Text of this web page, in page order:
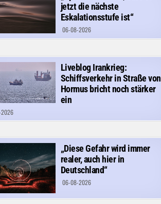
jetzt die nächste
Eskalationsstufe ist“
06-08-2026
Liveblog Irankrieg:
Schiffsverkehr in Straße von
Hormus bricht noch stärker
ein
„Diese Gefahr wird immer
realer, auch hier in
Deutschland“
06-08-2026